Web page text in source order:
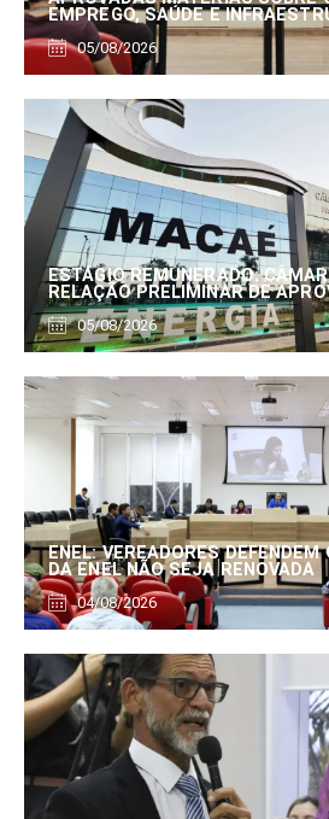
EMPREGO, SAÚDE E
05/08/2026
ESTÁGIO REMUNERADO:
RELAÇÃO PRELIMINAR DE
05/08/2026
ENEL: VEREADORES DEFENDEM
DA ENEL NÃO SEJA RENOVADA
04/08/2026